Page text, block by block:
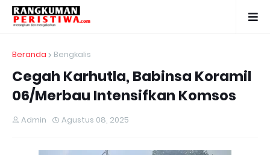
Beranda Bengkalis
Cegah Karhutla, Babinsa Koramil
06/Merbau Intensifkan Komsos
Admin Agustus 08, 2025